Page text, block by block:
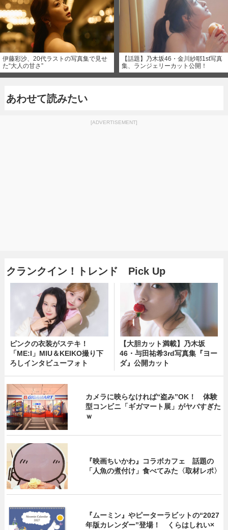
伊藤彩沙、20代ラストの写真集で見せ
た“大人の甘さ”
【話題】乃木坂46・金川紗耶1st写真
集、ランジェリーカット公開！
あわせて読みたい
[ADVERTISEMENT]
クランクイン！トレンド Pick Up
ピンクの衣装がステキ！
「ME:I」MIU＆KEIKO撮り下
ろしインタビューフォト
【大胆カット満載】乃木坂
46・与田祐希3rd写真集『ヨー
ダ』公開カット
カメラに映らなければ“盗み”OK！ 体験
型コンビニ「ギガマート展」がヤバすぎた
ｗ
『映画ちいかわ』コラボカフェ 話題の
「人魚の煮付け」食べてみた〈取材レポ〉
『ムーミン』やピーターラビットの“2027
年版カレンダー”登場！ くらはしれい×